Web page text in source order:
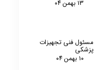
۱۳ بهمن ۰۴
مسئول فنی تجهیزات
پزشکی
۱۰ بهمن ۰۴